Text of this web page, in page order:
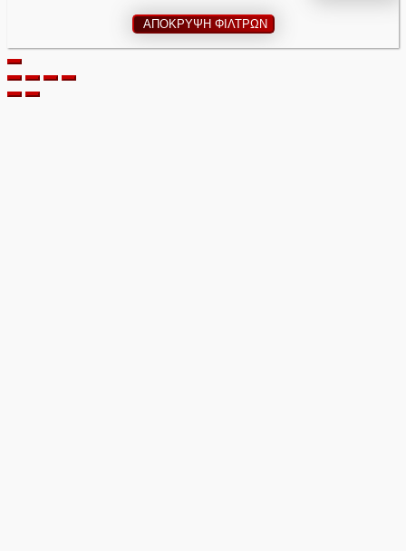
ΑΠΟΚΡΥΨΗ ΦΙΛΤΡΩΝ